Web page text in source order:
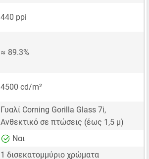
440 ppi
≈ 89.3%
4500 cd/m²
Γυαλί Corning Gorilla Glass 7i,
Ανθεκτικό σε πτώσεις (έως 1,5 μ)
Ναι
1 δισεκατομμύριο χρώματα